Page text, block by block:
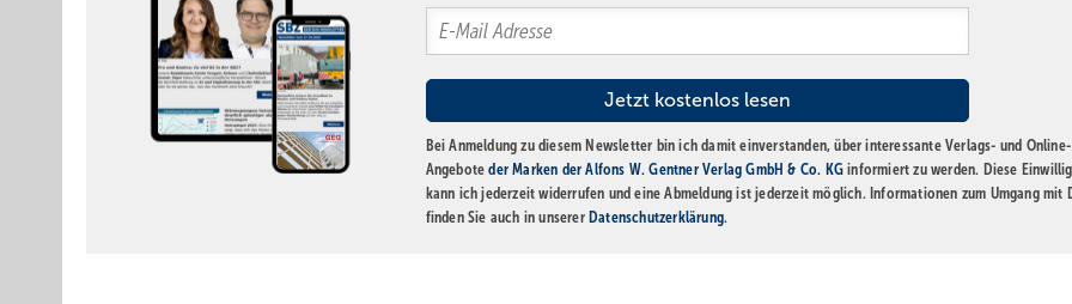
Bei Anmeldung zu diesem Newsletter bin ich damit einverstanden, über interessante Verlags- und Online-
Angeboteder Marken der Alfons W. Gentner Verlag GmbH & Co. KG informiert zu werden. Diese
kann ich jederzeit widerrufen und eine Abmeldung ist jederzeit möglich. Informationen zum Umgang mit
finden Sie auch in unserer Datenschutzerklärung.